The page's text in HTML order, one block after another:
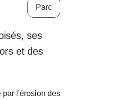
Parc
ses
et des
par l'érosion des